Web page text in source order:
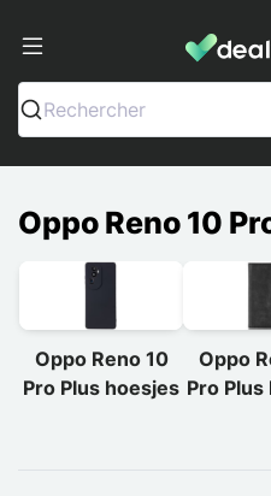
Dealy -
Rechercher
Oppo Reno 10
Oppo Reno 10
Pro Plus hoesjes
Oppo
Pro